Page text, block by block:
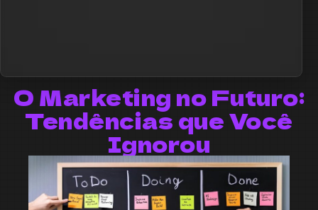
O Marketing no Futuro:
Tendências que Você
Ignorou